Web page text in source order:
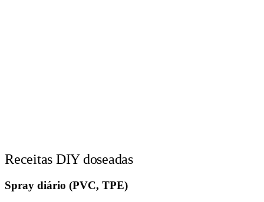
Receitas DIY doseadas
Spray diário (PVC, TPE)